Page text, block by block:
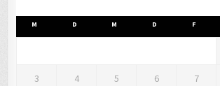
M D M D F
3 4 5 6 7